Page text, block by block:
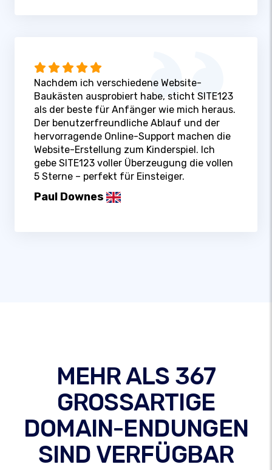
Nachdem ich verschiedene Website-
Baukästen ausprobiert habe, sticht SITE123
als der beste für Anfänger wie mich heraus.
Der benutzerfreundliche Ablauf und der
hervorragende Online-Support machen die
Website-Erstellung zum Kinderspiel. Ich
gebe SITE123 voller Überzeugung die vollen
5 Sterne – perfekt für Einsteiger.
Paul Downes
MEHR ALS 367
GROSSARTIGE
DOMAIN-ENDUNGEN
SIND VERFÜGBAR